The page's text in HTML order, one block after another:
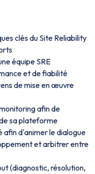
clés du Site Reliability
équipe SRE
et de fiabilité
de mise en œuvre
afin de
sa plateforme
d'animer le dialogue
et arbitrer entre
(diagnostic, résolution,